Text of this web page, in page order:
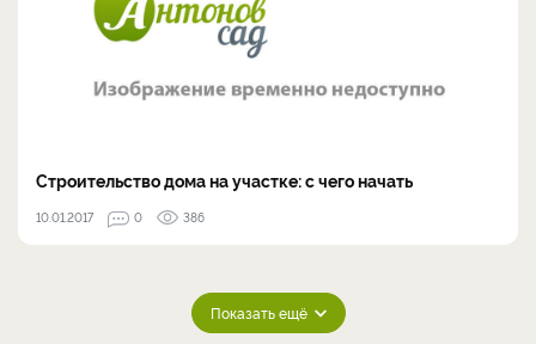
Строительство дома на участке: с чего начать
10.01.2017 0 386
Показать ещё